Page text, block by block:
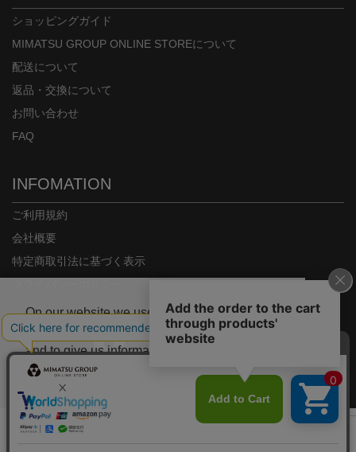
ショッピングガイド
MIMATSU GROUP ONLINE STOREについて
配送について
返品・交換について
お問い合わせ
FAQ
INFOMATION
ご利用規約
会社概要
特定商取引法に基づく表示
Copyright© MIMATSU.CO.,LTD. ALL RIGHTS RESERVED.
On our website we use some cookies. These
are necessary for our site to work properly
and to give us information about how our site
is used.
Deny Accept